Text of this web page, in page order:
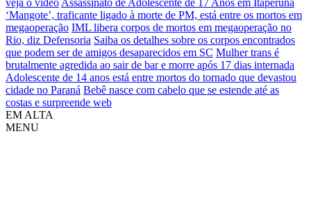
veja o vídeo Assassinato de Adolescente de 17 Anos em Itaperuna
‘Mangote’, traficante ligado à morte de PM, está entre os mortos em
megaoperação IML libera corpos de mortos em megaoperação no
Rio, diz Defensoria Saiba os detalhes sobre os corpos encontrados
que podem ser de amigos desaparecidos em SC Mulher trans é
brutalmente agredida ao sair de bar e morre após 17 dias internada
Adolescente de 14 anos está entre mortos do tornado que devastou
cidade no Paraná Bebê nasce com cabelo que se estende até as
costas e surpreende web
EM ALTA
MENU